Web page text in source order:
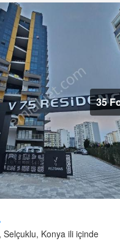
35
Selçuklu, Konya ili içinde